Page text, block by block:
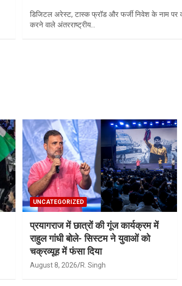
डिजिटल अरेस्ट, टास्क फ्रॉड और फर्जी निवेश के नाम पर
करने वाले अंतरराष्ट्रीय…
UNCATEGORIZED
प्रयागराज में छात्रों की गूंज कार्यक्रम में
राहुल गांधी बोले- सिस्टम ने युवाओं को
चक्रव्यूह में फंसा दिया
August 8, 2026 R. Singh